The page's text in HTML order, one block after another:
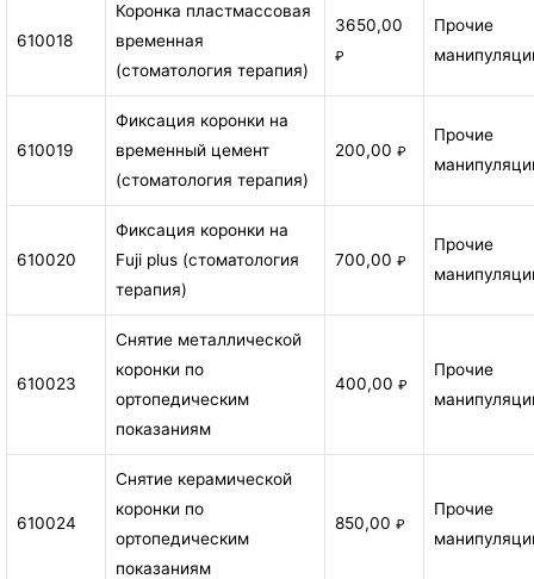
610018
Коронка пластмассовая
временная
(стоматология терапия)
3650,00
₽
Прочие
610019
Фиксация коронки на
временный цемент
(стоматология терапия)
200,00 ₽
Прочие
610020
Фиксация коронки на
Fuji plus (стоматология
терапия)
700,00 ₽
Прочие
610023
Снятие металлической
коронки по
ортопедическим
показаниям
400,00 ₽
Прочие
610024
Снятие керамической
коронки по
ортопедическим
показаниям
850,00 ₽
Прочие